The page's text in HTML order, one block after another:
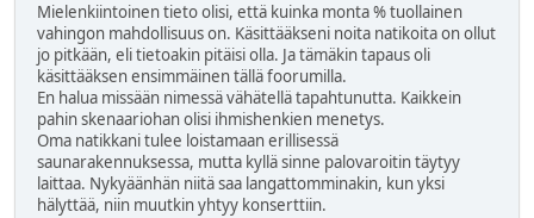
Mielenkiintoinen tieto olisi, että kuinka monta % tuollainen
vahingon mahdollisuus on. Käsittääkseni noita natikoita on ollut
jo pitkään, eli tietoakin pitäisi olla. Ja tämäkin tapaus oli
käsittääksen ensimmäinen tällä foorumilla.
En halua missään nimessä vähätellä tapahtunutta. Kaikkein
pahin skenaariohan olisi ihmishenkien menetys.
Oma natikkani tulee loistamaan erillisessä
saunarakennuksessa, mutta kyllä sinne palovaroitin täytyy
laittaa. Nykyäänhän niitä saa langattomminakin, kun yksi
hälyttää, niin muutkin yhtyy konserttiin.